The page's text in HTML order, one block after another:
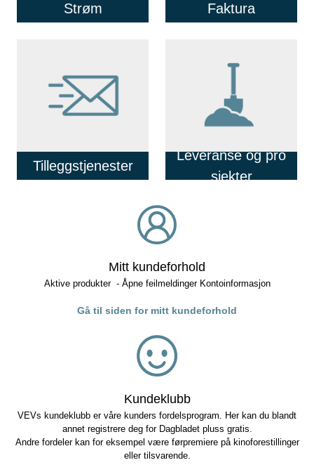
Strøm Faktura
Tilleggstjenester
Leveranse og pro
sjekter
Mitt kundeforhold
Aktive produkter - Åpne feilmeldinger Kontoinformasjon
Gå til siden for mitt kundeforhold
Kundeklubb
VEVs kundeklubb er våre kunders fordelsprogram. Her kan du blandt
annet registrere deg for Dagbladet pluss gratis.
Andre fordeler kan for eksempel være førpremiere på kinoforestillinger
eller tilsvarende.